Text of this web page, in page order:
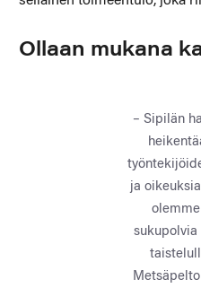
Ollaan mukana
– Sipilän
ja
sukupolvia